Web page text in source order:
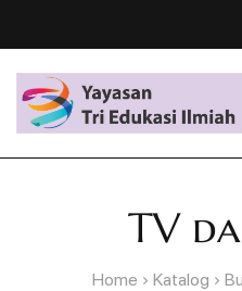
TV
Home Katalog